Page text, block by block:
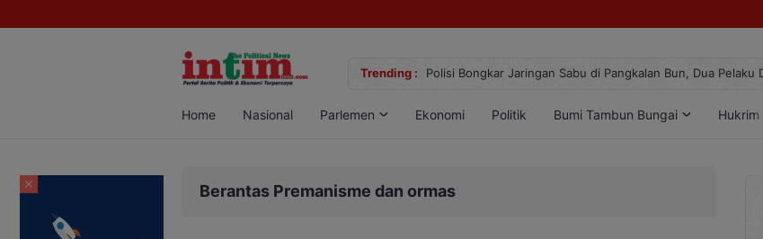
Trending :
Polisi Bongkar Jaringan Sabu di Pangkalan Bun, Dua Pelaku Diamankan Gemilang!
Home Nasional Parlemen Ekonomi Politik Bumi Tambun Bungai Hukrim
Berantas Premanisme dan ormas